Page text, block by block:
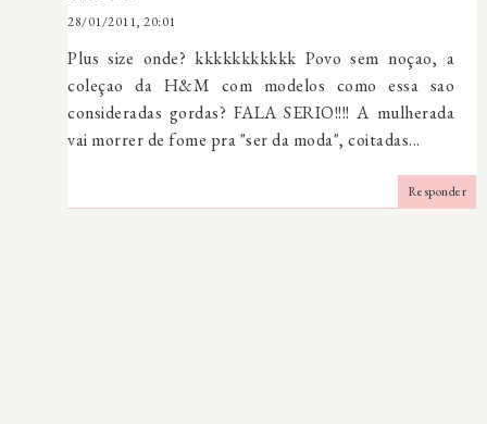
28/01/2011, 20:01
Plus size onde? kkkkkkkkkkk Povo sem noçao, a
coleçao da H&M com modelos como essa sao
consideradas gordas? FALA SERIO!!!! A mulherada
vai morrer de fome pra "ser da moda", coitadas...
Responder